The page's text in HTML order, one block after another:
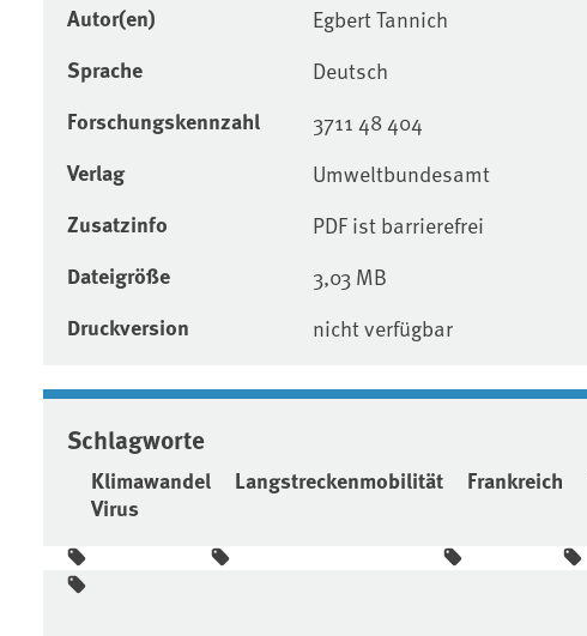
Autor(en) Egbert Tannich
Sprache Deutsch
Forschungskennzahl 3711 48 404
Verlag Umweltbundesamt
Zusatzinfo PDF ist barrierefrei
Dateigröße 3,03 MB
Druckversion nicht verfügbar
Schlagworte
Klimawandel Langstreckenmobilität Frankreich
Virus